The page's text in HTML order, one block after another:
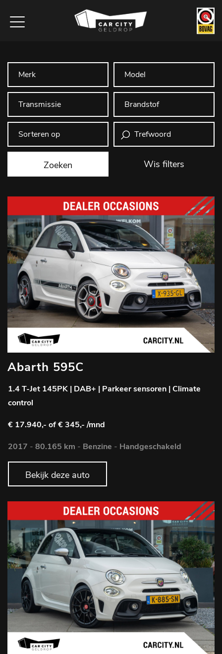
Zoeken Wis filters
Abarth 595C
1.4 T-Jet 145PK | DAB+ | Parkeer sensoren | Climate
control
€ 17.940,- of € 345,- /mnd
2017 - 80.165 km - Benzine - Handgeschakeld
Bekijk deze auto